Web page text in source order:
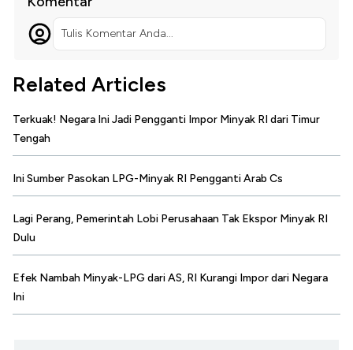
Tulis Komentar Anda...
Related Articles
Terkuak! Negara Ini Jadi Pengganti Impor Minyak RI dari Timur
Tengah
Ini Sumber Pasokan LPG-Minyak RI Pengganti Arab Cs
Lagi Perang, Pemerintah Lobi Perusahaan Tak Ekspor Minyak RI
Dulu
Efek Nambah Minyak-LPG dari AS, RI Kurangi Impor dari Negara
Ini